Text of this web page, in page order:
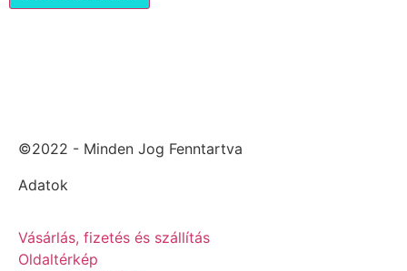
©2022 - Minden Jog Fenntartva
Adatok
Vásárlás, fizetés és szállítás
Oldaltérkép